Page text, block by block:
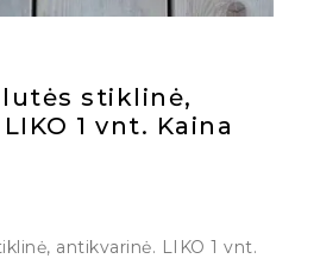
stiklinė,
1 vnt. Kaina
antikvarinė. LIKO 1 vnt.